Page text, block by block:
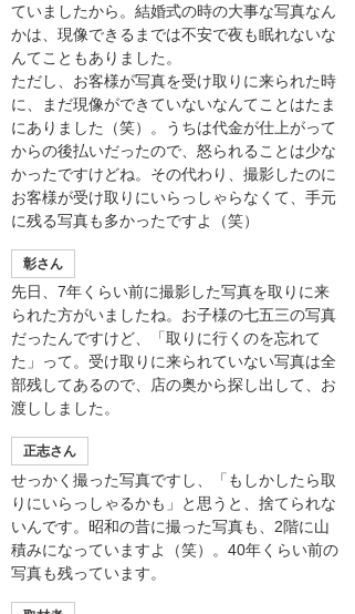
ていましたから。結婚式の時の大事な写真なん
かは、現像できるまでは不安で夜も眠れないな
んてこともありました。
ただし、お客様が写真を受け取りに来られた時
に、まだ現像ができていないなんてことはたま
にありました（笑）。うちは代金が仕上がって
からの後払いだったので、怒られることは少な
かったですけどね。その代わり、撮影したのに
お客様が受け取りにいらっしゃらなくて、手元
に残る写真も多かったですよ（笑）
彰さん
先日、7年くらい前に撮影した写真を取りに来
られた方がいましたね。お子様の七五三の写真
だったんですけど、「取りに行くのを忘れて
た」って。受け取りに来られていない写真は全
部残してあるので、店の奥から探し出して、お
渡ししました。
正志さん
せっかく撮った写真ですし、「もしかしたら取
りにいらっしゃるかも」と思うと、捨てられな
いんです。昭和の昔に撮った写真も、2階に山
積みになっていますよ（笑）。40年くらい前の
写真も残っています。